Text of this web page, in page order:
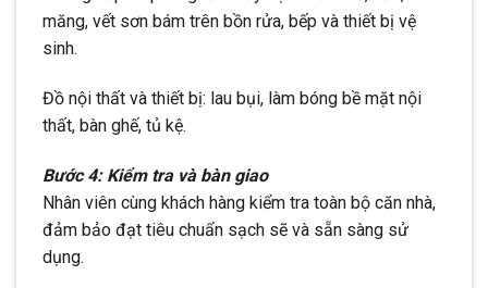
măng, vết sơn bám trên bồn rửa, bếp và thiết bị vệ
sinh.
Đồ nội thất và thiết bị: lau bụi, làm bóng bề mặt nội
thất, bàn ghế, tủ kệ.
Bước 4: Kiểm tra và bàn giao
Nhân viên cùng khách hàng kiểm tra toàn bộ căn nhà,
đảm bảo đạt tiêu chuẩn sạch sẽ và sẵn sàng sử
dụng.